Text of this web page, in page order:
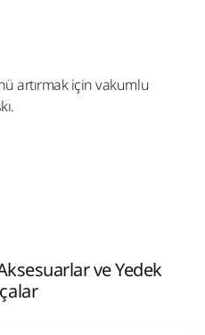
artırmak için vakumlu
ve Yedek